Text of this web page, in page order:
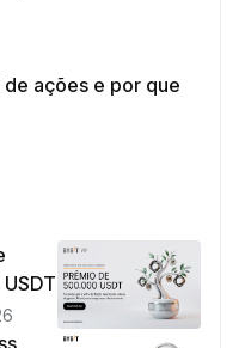
ações e por que